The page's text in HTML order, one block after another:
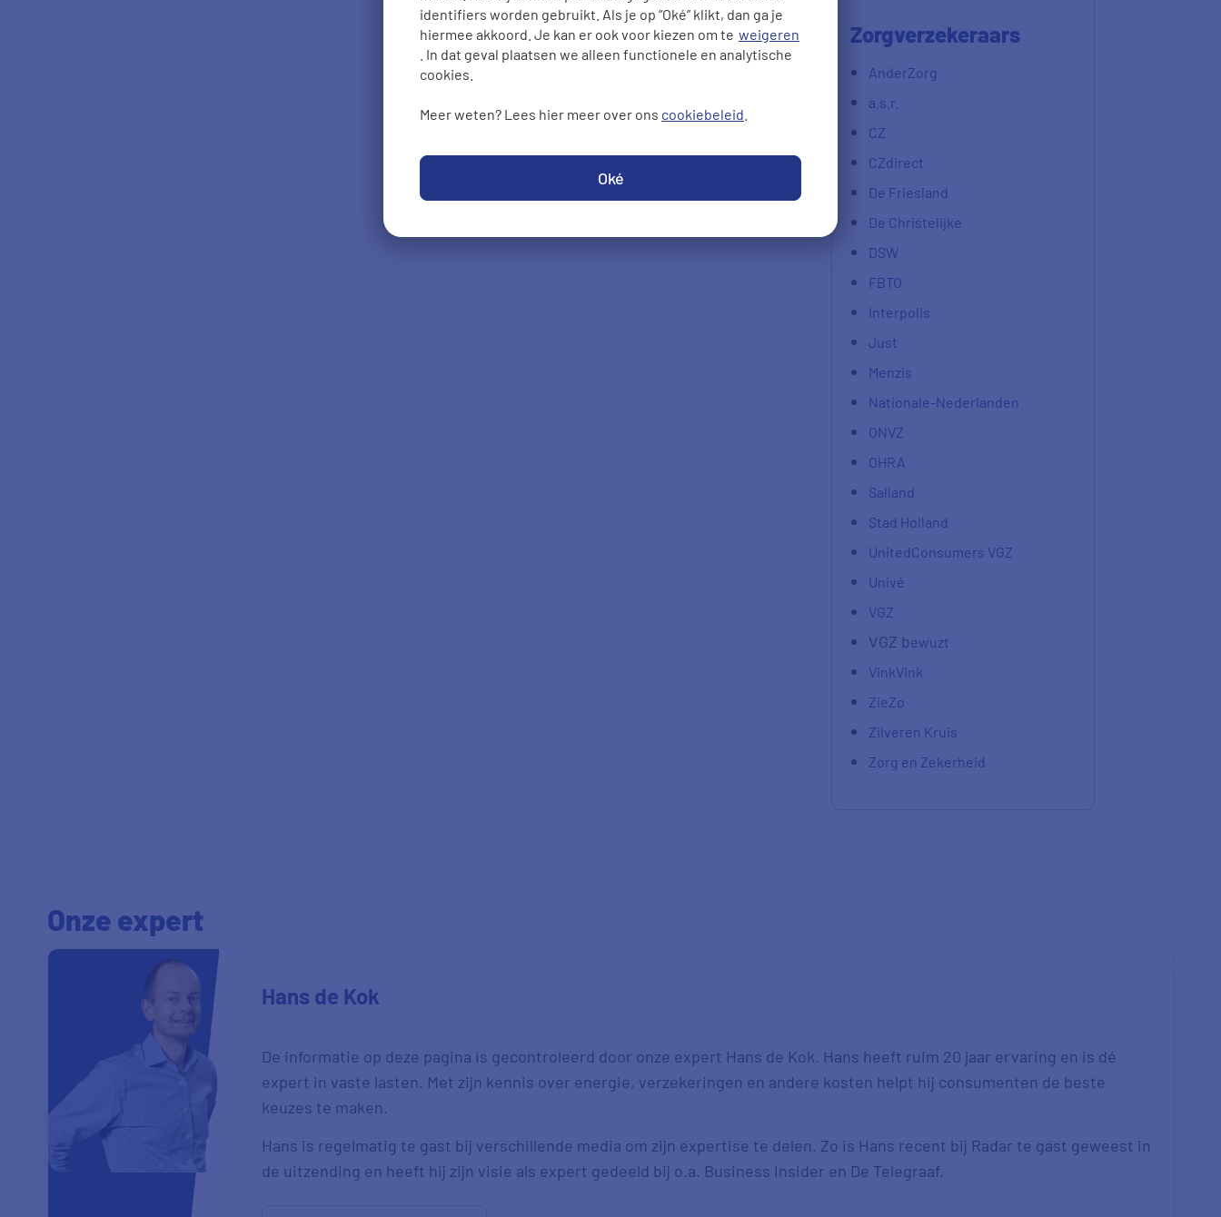
identifiers worden gebruikt. Als je op “Oké” klikt, dan ga je
hiermee akkoord. Je kan er ook voor kiezen om te weigeren
. In dat geval plaatsen we alleen functionele en analytische
cookies.
Meer weten? Lees hier meer over ons cookiebeleid
Oké
Zorgverzekeraars
AnderZorg
a.s.r.
CZ
CZdirect
De Friesland
De Christelijke
DSW
FBTO
Interpolis
Just
Menzis
Nationale-Nederlanden
ONVZ
OHRA
Salland
Stad Holland
UnitedConsumers VGZ
Univé
VGZ
VGZ bewuzt
VinkVink
ZieZo
Zilveren Kruis
Zorg en Zekerheid
Onze expert
Hans de Kok
De informatie op deze pagina is gecontroleerd door onze expert Hans de Kok. Hans heeft ruim 20 jaar ervaring en is dé
expert in vaste lasten. Met zijn kennis over energie, verzekeringen en andere kosten helpt hij consumenten de beste
keuzes te maken.
Hans is regelmatig te gast bij verschillende media om zijn expertise te delen. Zo is Hans recent bij Radar te gast geweest in
de uitzending en heeft hij zijn visie als expert gedeeld bij o.a. Business Insider en De Telegraaf.